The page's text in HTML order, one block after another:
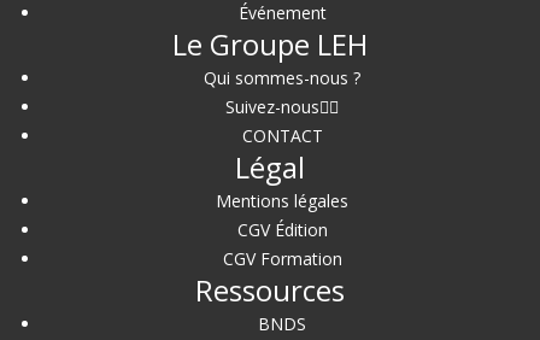
Événement
Le Groupe LEH
Qui sommes-nous ?
Suivez-nous
CONTACT
Légal
Mentions légales
CGV Édition
CGV Formation
Ressources
BNDS